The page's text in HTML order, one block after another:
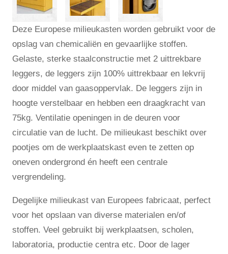
Deze Europese milieukasten worden gebruikt voor de
opslag van chemicaliën en gevaarlijke stoffen.
Gelaste, sterke staalconstructie met 2 uittrekbare
leggers, de leggers zijn 100% uittrekbaar en lekvrij
door middel van gaasoppervlak. De leggers zijn in
hoogte verstelbaar en hebben een draagkracht van
75kg. Ventilatie openingen in de deuren voor
circulatie van de lucht. De milieukast beschikt over
pootjes om de werkplaatskast even te zetten op
oneven ondergrond én heeft een centrale
vergrendeling.
Degelijke milieukast van Europees fabricaat, perfect
voor het opslaan van diverse materialen en/of
stoffen. Veel gebruikt bij werkplaatsen, scholen,
laboratoria, productie centra etc. Door de lager